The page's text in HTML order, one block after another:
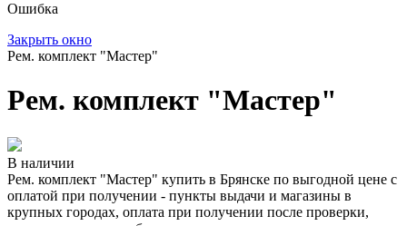
Ошибка
Закрыть окно
Рем. комплект "Мастер"
Рем. комплект "Мастер"
В наличии
Рем. комплект "Мастер" купить в Брянске по выгодной цене с
оплатой при получении - пункты выдачи и магазины в
крупных городах, оплата при получении после проверки,